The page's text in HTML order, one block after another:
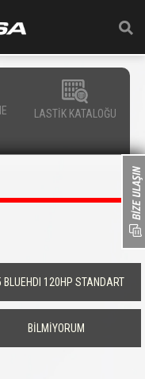
LASTİK KATALOĞU
BLUEHDI 120HP STANDART
BİLMİYORUM